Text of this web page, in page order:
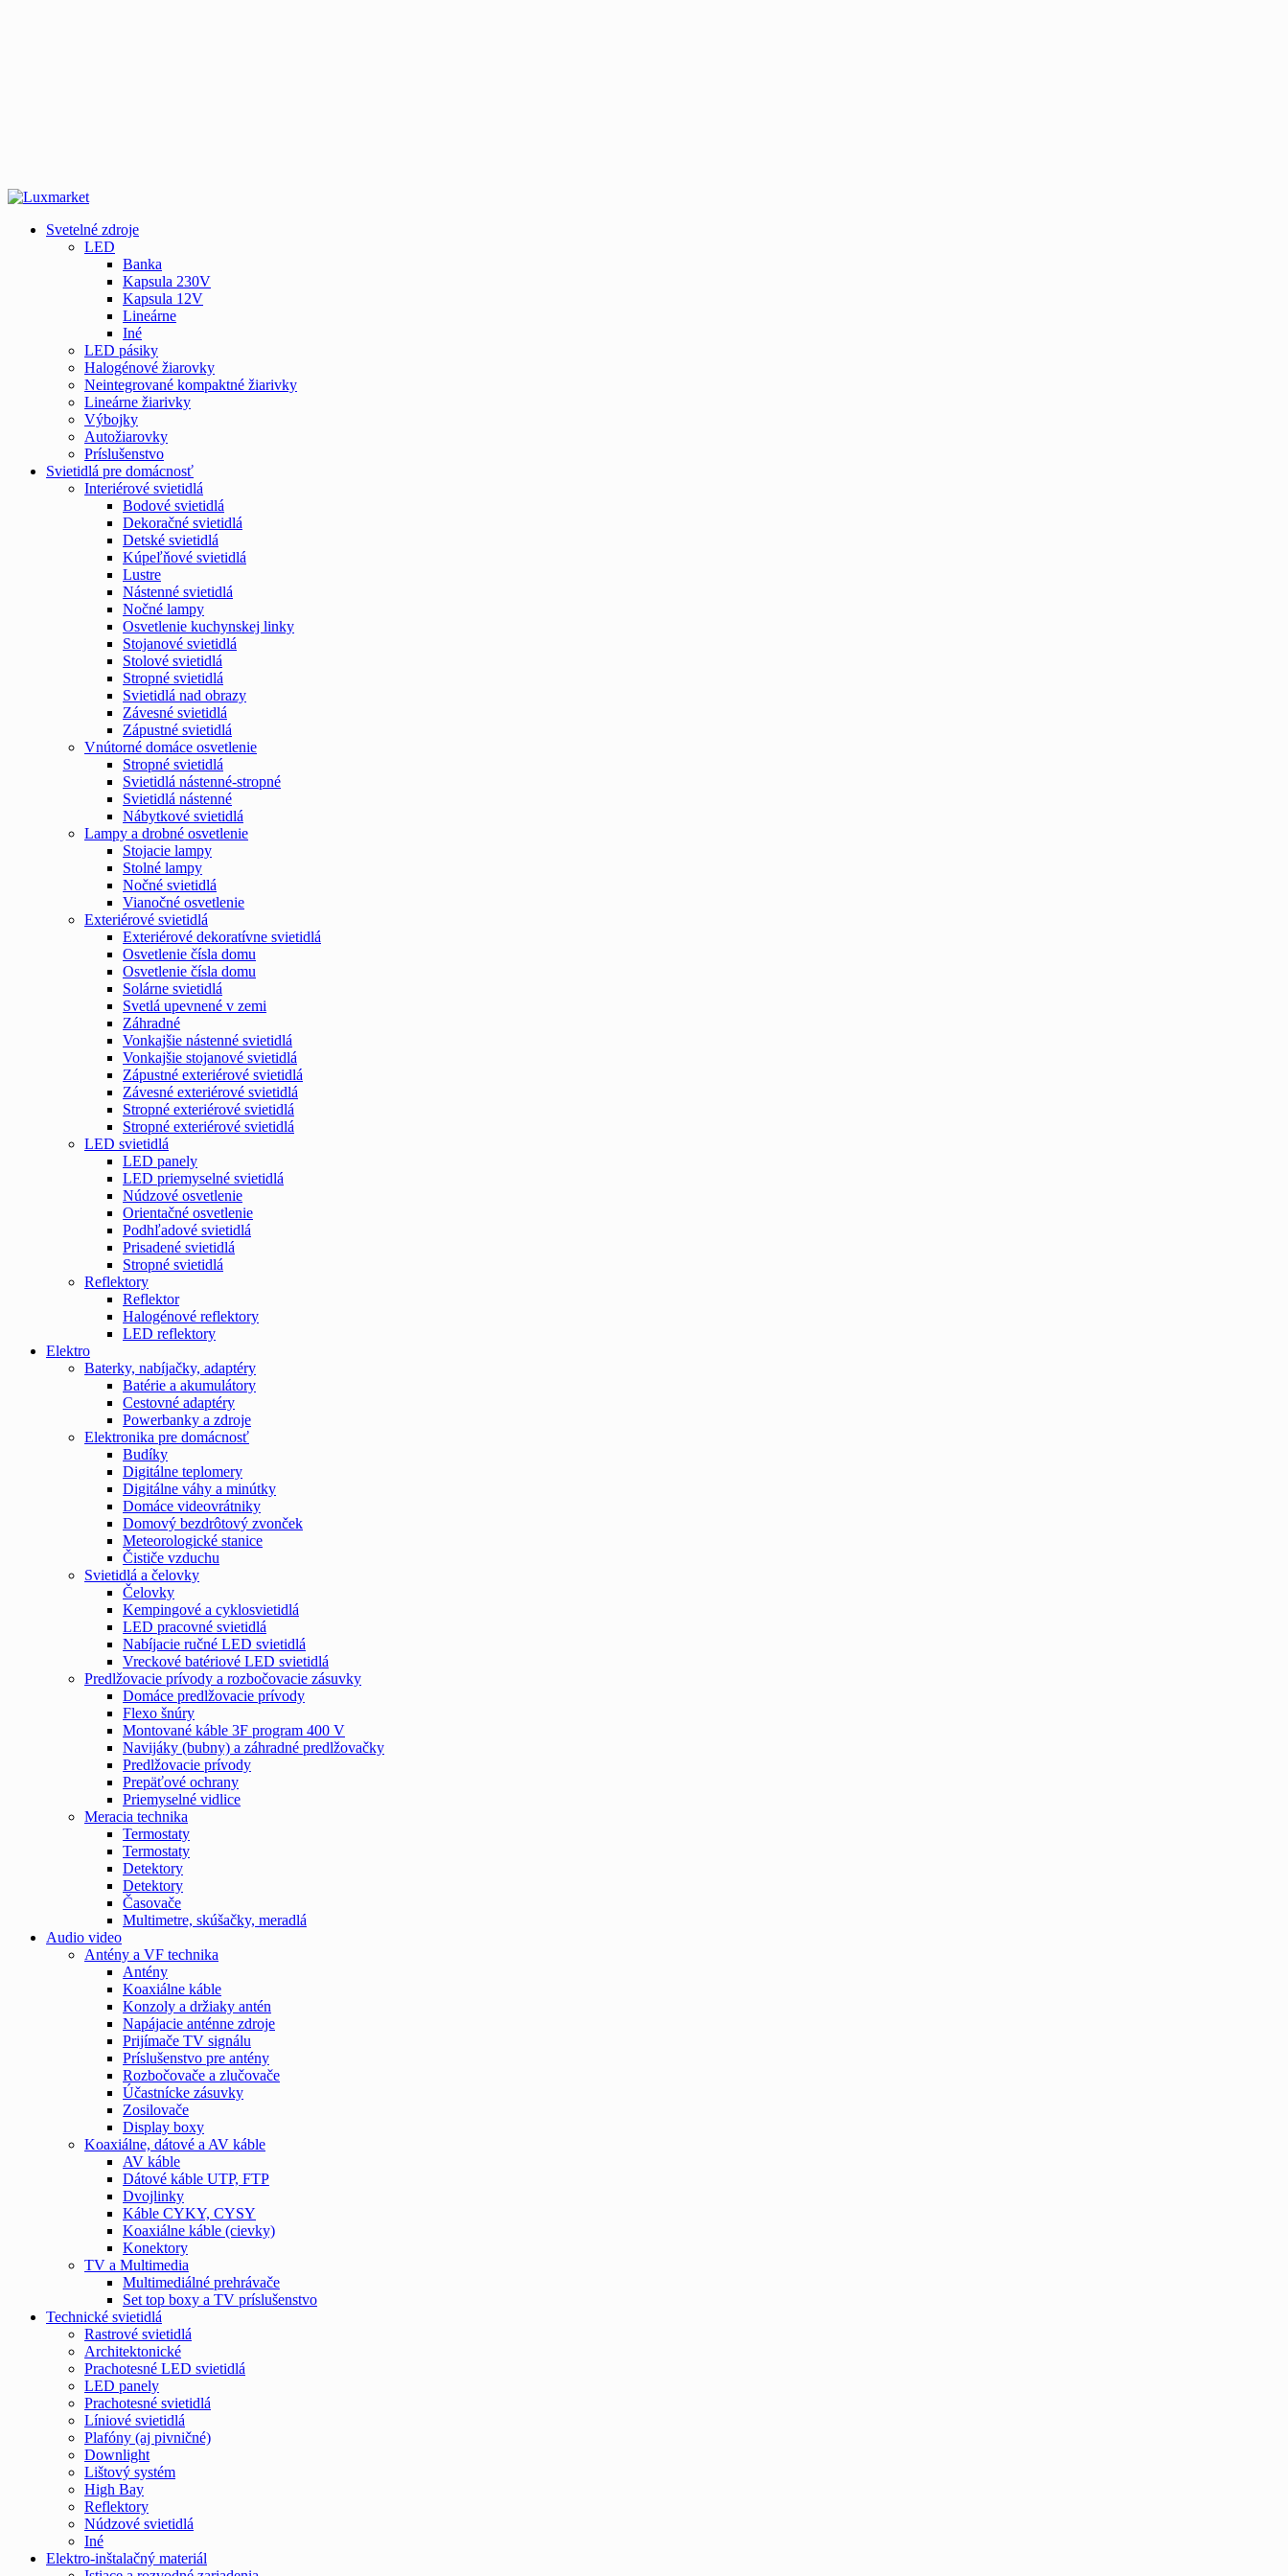
Svetelné zdroje
LED
Banka
Kapsula 230V
Kapsula 12V
Lineárne
Iné
LED pásiky
Halogénové žiarovky
Neintegrované kompaktné žiarivky
Lineárne žiarivky
Výbojky
Autožiarovky
Príslušenstvo
Svietidlá pre domácnosť
Interiérové svietidlá
Bodové svietidlá
Dekoračné svietidlá
Detské svietidlá
Kúpeľňové svietidlá
Lustre
Nástenné svietidlá
Nočné lampy
Osvetlenie kuchynskej linky
Stojanové svietidlá
Stolové svietidlá
Stropné svietidlá
Svietidlá nad obrazy
Závesné svietidlá
Zápustné svietidlá
Vnútorné domáce osvetlenie
Stropné svietidlá
Svietidlá nástenné-stropné
Svietidlá nástenné
Nábytkové svietidlá
Lampy a drobné osvetlenie
Stojacie lampy
Stolné lampy
Nočné svietidlá
Vianočné osvetlenie
Exteriérové svietidlá
Exteriérové dekoratívne svietidlá
Osvetlenie čísla domu
Osvetlenie čísla domu
Solárne svietidlá
Svetlá upevnené v zemi
Záhradné
Vonkajšie nástenné svietidlá
Vonkajšie stojanové svietidlá
Zápustné exteriérové svietidlá
Závesné exteriérové svietidlá
Stropné exteriérové svietidlá
Stropné exteriérové svietidlá
LED svietidlá
LED panely
LED priemyselné svietidlá
Núdzové osvetlenie
Orientačné osvetlenie
Podhľadové svietidlá
Prisadené svietidlá
Stropné svietidlá
Reflektory
Reflektor
Halogénové reflektory
LED reflektory
Elektro
Baterky, nabíjačky, adaptéry
Batérie a akumulátory
Cestovné adaptéry
Powerbanky a zdroje
Elektronika pre domácnosť
Budíky
Digitálne teplomery
Digitálne váhy a minútky
Domáce videovrátniky
Domový bezdrôtový zvonček
Meteorologické stanice
Čističe vzduchu
Svietidlá a čelovky
Čelovky
Kempingové a cyklosvietidlá
LED pracovné svietidlá
Nabíjacie ručné LED svietidlá
Vreckové batériové LED svietidlá
Predlžovacie prívody a rozbočovacie zásuvky
Domáce predlžovacie prívody
Flexo šnúry
Montované káble 3F program 400 V
Navijáky (bubny) a záhradné predlžovačky
Predlžovacie prívody
Prepäťové ochrany
Priemyselné vidlice
Meracia technika
Termostaty
Termostaty
Detektory
Detektory
Časovače
Multimetre, skúšačky, meradlá
Audio video
Antény a VF technika
Antény
Koaxiálne káble
Konzoly a držiaky antén
Napájacie anténne zdroje
Prijímače TV signálu
Príslušenstvo pre antény
Rozbočovače a zlučovače
Účastnícke zásuvky
Zosilovače
Display boxy
Koaxiálne, dátové a AV káble
AV káble
Dátové káble UTP, FTP
Dvojlinky
Káble CYKY, CYSY
Koaxiálne káble (cievky)
Konektory
TV a Multimedia
Multimediálné prehrávače
Set top boxy a TV príslušenstvo
Technické svietidlá
Rastrové svietidlá
Architektonické
Prachotesné LED svietidlá
LED panely
Prachotesné svietidlá
Líniové svietidlá
Plafóny (aj pivničné)
Downlight
Lištový systém
High Bay
Reflektory
Núdzové svietidlá
Iné
Elektro-inštalačný materiál